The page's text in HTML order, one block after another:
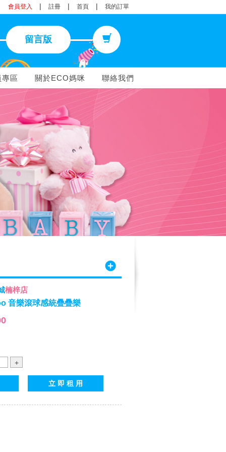
會員登入 | 註冊 | 首頁 | 我的訂單
留言版
區 關於ECO媽咪 聯絡我們
楠梓店
音樂滾球感統疊疊樂